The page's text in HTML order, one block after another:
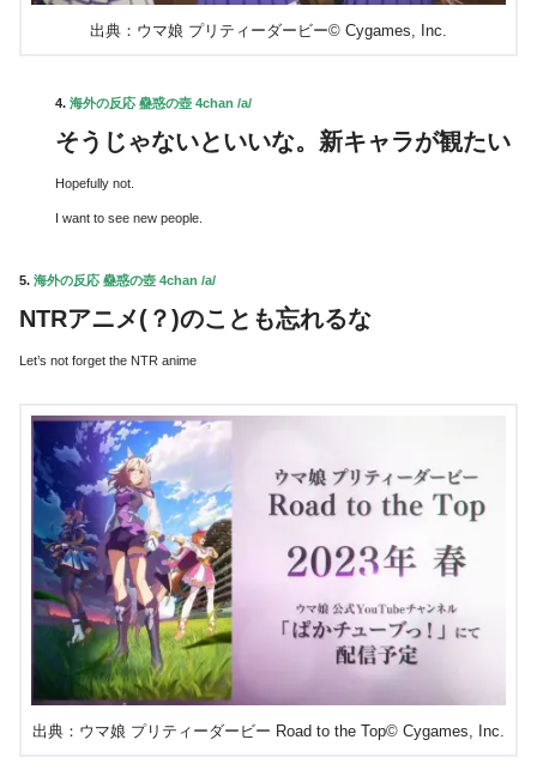
出典：ウマ娘 プリティーダービー© Cygames, Inc.
4. 海外の反応 蠱惑の壺 4chan /a/
そうじゃないといいな。新キャラが観たい
Hopefully not.
I want to see new people.
5. 海外の反応 蠱惑の壺 4chan /a/
NTRアニメ(？)のことも忘れるな
Let’s not forget the NTR anime
出典：ウマ娘 プリティーダービー Road to the Top© Cygames, Inc.